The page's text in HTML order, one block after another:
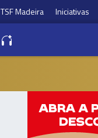
TSF Madeira Iniciativas